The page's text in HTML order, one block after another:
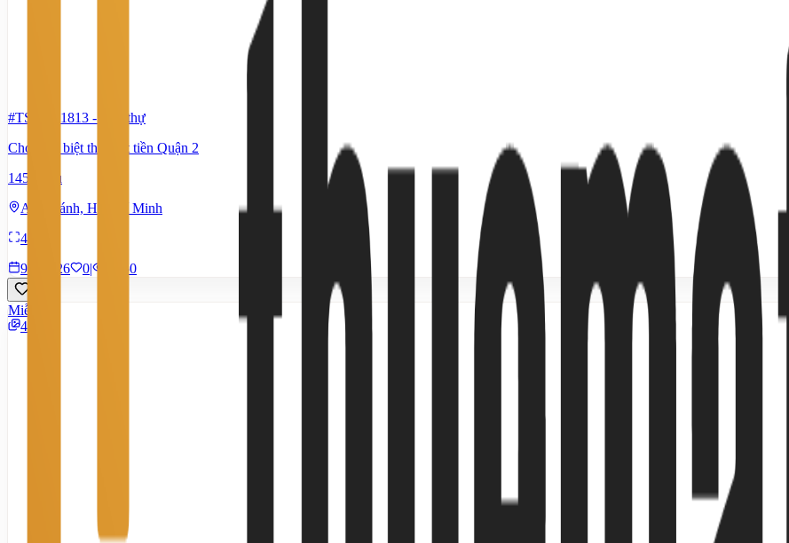
#TS80031813 -
Biệt thự
Cho thuê biệt thự mặt tiền Quận 2
145 Triệu
An Khánh, Hồ Chí Minh
480 m²
9/7/2026
0| 1.450
Miễn phí
4